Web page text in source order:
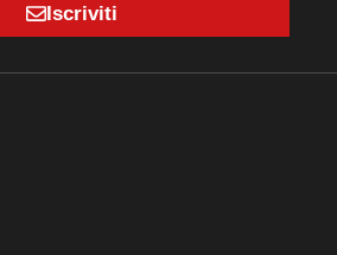
Iscriviti